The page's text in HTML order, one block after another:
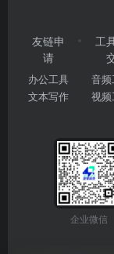
友链申
请
办公工具
文本写作
工
音
视
企业微信